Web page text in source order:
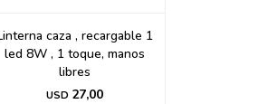
caza , recargable 1
led 8W , 1 toque, manos
libres
USD 27,00